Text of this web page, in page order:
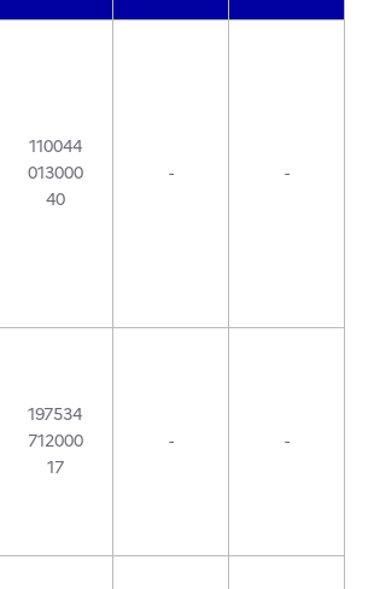
110044
013000
40
- -
197534
712000
17
- -